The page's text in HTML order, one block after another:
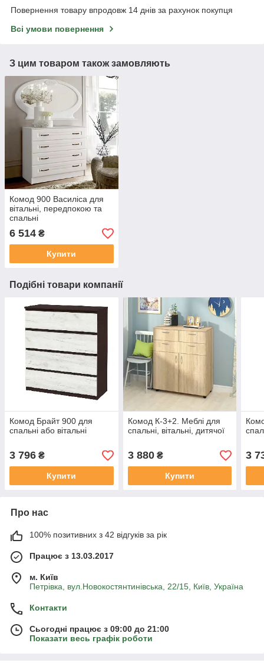
Повернення товару впродовж 14 днів за рахунок покупця
Всі умови повернення
З цим товаром також замовляють
Комод 900 Василіса для
вітальні, передпокою та
спальні
6 514 ₴
Купити
Подібні товари компанії
Комод Брайт 900 для
спальні або вітальні
3 796 ₴
Купити
Комод К-3+2. Меблі для
спальні, вітальні, дитячої
3 880₴
Купити
3
Про нас
100% позитивних з 42 відгуків за рік
Працює з 13.03.2017
м. Київ
Петрівка, вул.Новокостянтинівська, 22/15, Київ, Україна
Контакти
Сьогодні працює з 09:00 до 21:00
Показати весь графік роботи